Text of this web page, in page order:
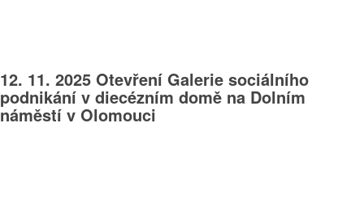
12. 11. 2025 Otevření Galerie sociálního
podnikání v diecézním domě na Dolním
náměstí v Olomouci